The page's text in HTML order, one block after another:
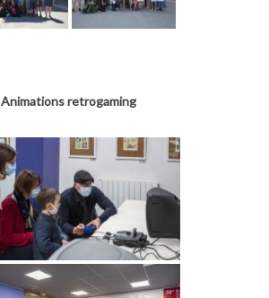
Animations retrogaming